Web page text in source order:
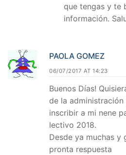
que tengas y te
información.
PAOLA GOMEZ
06/07/2017 AT 14:23
Buenos Días!
de la
inscribir a mi nene
lectivo 2018.
Desde ya muchas y
pronta respuesta